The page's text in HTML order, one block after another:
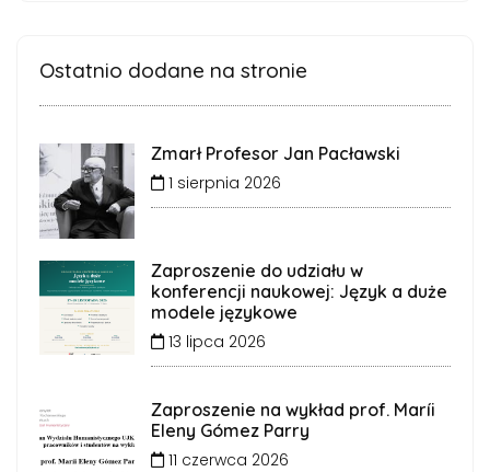
Ostatnio dodane na stronie
Zmarł Profesor Jan Pacławski
1 sierpnia 2026
Zaproszenie do udziału w
konferencji naukowej: Język a duże
modele językowe
13 lipca 2026
Zaproszenie na wykład prof. Maríi
Eleny Gómez Parry
11 czerwca 2026